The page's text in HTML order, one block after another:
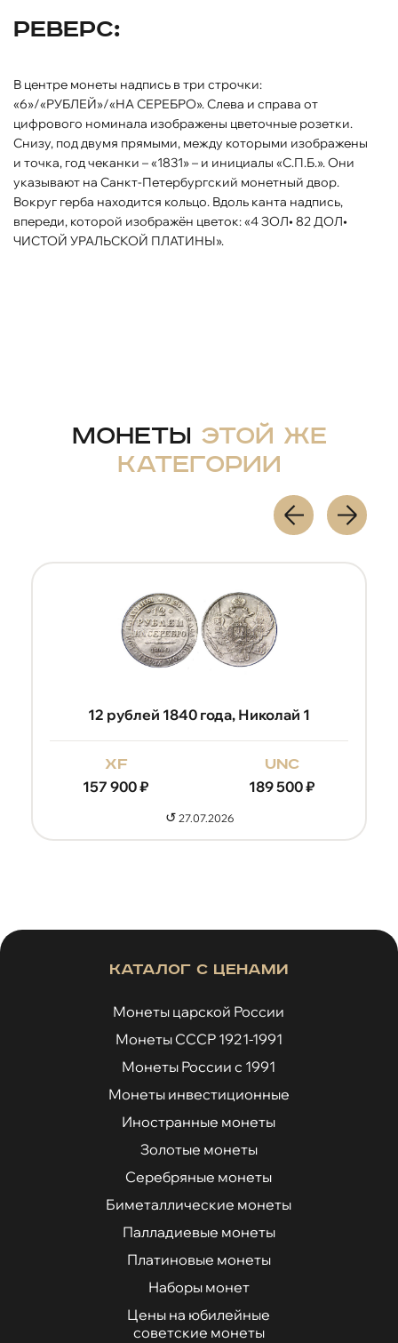
Реверс:
В центре монеты надпись в три строчки:
«6»/«РУБЛЕЙ»/«НА СЕРЕБРО». Слева и справа от
цифрового номинала изображены цветочные розетки.
Снизу, под двумя прямыми, между которыми изображены
и точка, год чеканки – «1831» – и инициалы «С.П.Б.». Они
указывают на Санкт-Петербургский монетный двор.
Вокруг герба находится кольцо. Вдоль канта надпись,
впереди, которой изображён цветок: «4 ЗОЛ• 82 ДОЛ•
ЧИСТОЙ УРАЛЬСКОЙ ПЛАТИНЫ».
Монеты этой же
категории
12 рублей 1840 года, Николай 1
xf
157 900₽
unc
189 500₽
↺ 27.07.2026
Каталог с ценами
Монеты царской России
Монеты СССР 1921-1991
Монеты России с 1991
Монеты инвестиционные
Иностранные монеты
Золотые монеты
Серебряные монеты
Биметаллические монеты
Палладиевые монеты
Платиновые монеты
Наборы монет
Цены на юбилейные
советские монеты